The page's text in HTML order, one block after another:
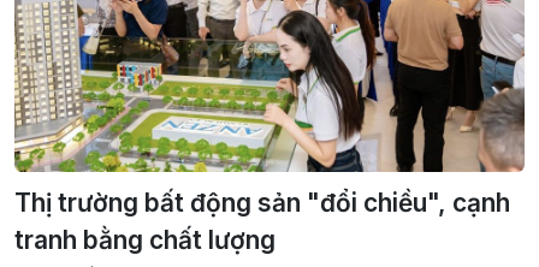
Thị trường bất động sản "đổi chiều", cạnh
tranh bằng chất lượng